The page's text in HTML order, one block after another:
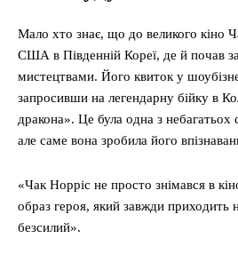
Мало хто знає, що до великого кіно
США в Південній Кореї, де й почав
мистецтвами. Його квиток у
запросивши на легендарну бійку в
дракона». Це була одна з небагатьох
але саме вона зробила його
«Чак Норріс не просто знімався в
образ героя, який завжди приходить
безсилий».